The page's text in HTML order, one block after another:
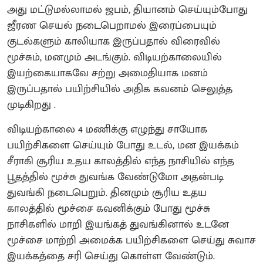
அது மட்டுமல்லாமல் ஜபம், தியானம் செய்யும்போது
ஜீரண செயல் நடைபெறாமல் இரைப்பையும்
குடல்களும் காலியாக இருப்பதால் விரைவில்
மூச்சும், மனமும் அடங்கும். விடியற்காலையில்
இயற்கையாகவே சற்று அமைதியாக மனம்
இருப்பதால் பயிற்சியில் அதிக கவனம் செலுத்த
முடிகிறது .
விடியற்காலை 4 மணிக்கு எழுந்து சாயோக
பயிற்சிகளை செய்யும் போது உடல், மன இயக்கம்
சீராகி சூரிய உதய காலத்தில் எந்த நாசியில் எந்த
பூதத்தில் மூச்சு துவங்க வேண்டுமோ அதன்படி
துவங்கி நடைபெறும். தினமும் சூரிய உதய
காலத்தில் மூச்சை கவனிக்கும் போது மூச்சு
நாசிகளில் மாறி இயங்கத் துவங்கினால் உடனே
மூச்சை மாற்றி அமைக்க பயிற்சிகளை செய்து சுவாச
இயக்கத்தை சரி செய்து கொள்ள வேண்டும்.